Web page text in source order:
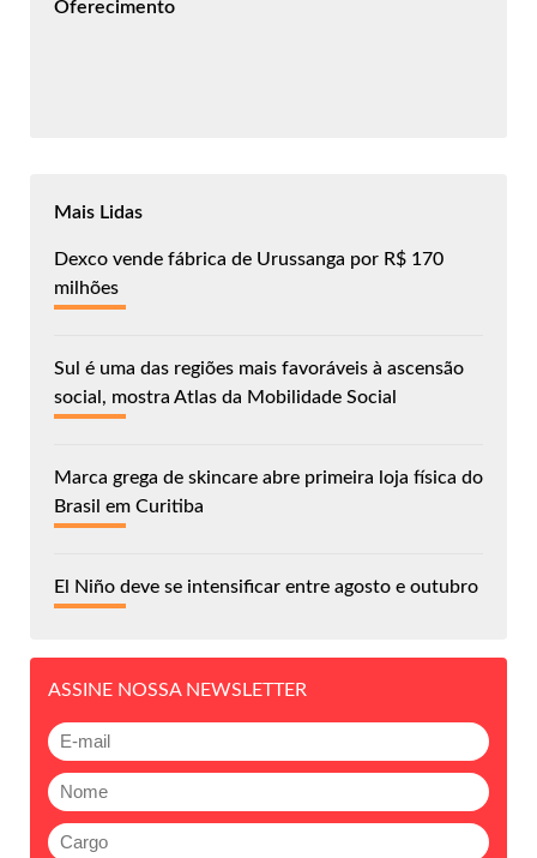
Oferecimento
Mais Lidas
Dexco vende fábrica de Urussanga por R$ 170
milhões
Sul é uma das regiões mais favoráveis à ascensão
social, mostra Atlas da Mobilidade Social
Marca grega de skincare abre primeira loja física do
Brasil em Curitiba
El Niño deve se intensificar entre agosto e outubro
ASSINE NOSSA NEWSLETTER